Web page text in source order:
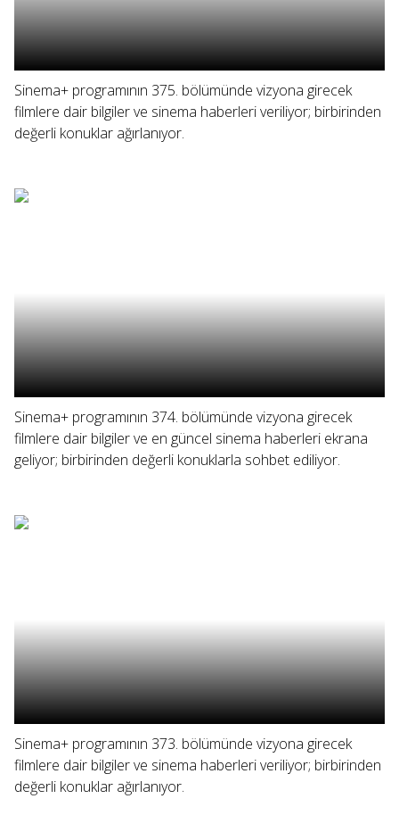
Sinema+ programının 375. bölümünde vizyona girecek
filmlere dair bilgiler ve sinema haberleri veriliyor; birbirinden
değerli konuklar ağırlanıyor.
Sinema+ programının 374. bölümünde vizyona girecek
filmlere dair bilgiler ve en güncel sinema haberleri ekrana
geliyor; birbirinden değerli konuklarla sohbet ediliyor.
Sinema+ programının 373. bölümünde vizyona girecek
filmlere dair bilgiler ve sinema haberleri veriliyor; birbirinden
değerli konuklar ağırlanıyor.